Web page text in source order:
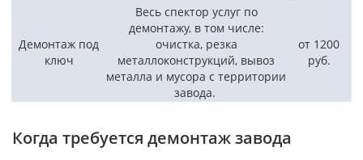
Демонтаж под
ключ
Весь спектор услуг по
демонтажу, в том числе:
очистка, резка
металлоконструкций, вывоз
металла и мусора с территории
завода.
от 1200
руб.
Когда требуется демонтаж завода